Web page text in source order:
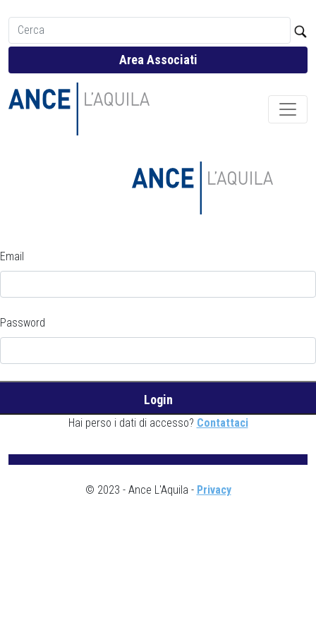
Area Associati
Email
Password
Hai perso i dati di accesso? Contattaci
© 2023 - Ance L'Aquila - Privacy